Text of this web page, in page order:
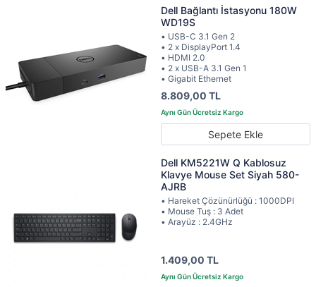
Dell Bağlantı İstasyonu 180W
WD19S
• USB-C 3.1 Gen 2
• 2 x DisplayPort 1.4
• HDMI 2.0
• 2 x USB-A 3.1 Gen 1
• Gigabit Ethernet
8.809,00 TL
Sepete Ekle
Dell KM5221W Q Kablosuz
Klavye Mouse Set Siyah 580-
AJRB
• Hareket Çözünürlüğü : 1000DPI
• Mouse Tuş : 3 Adet
• Arayüz : 2.4GHz
1.409,00 TL